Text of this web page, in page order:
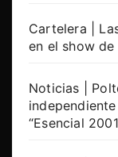
Cartelera |
en el show
Noticias |
“Esencial